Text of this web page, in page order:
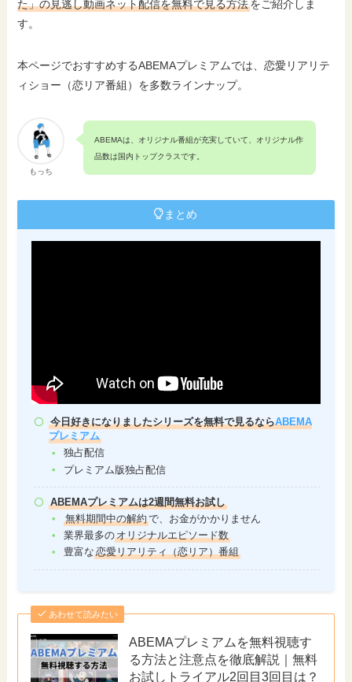
た」の見逃し動画ネット配信を無料で見る方法をご紹介しま
す。
本ページでおすすめするABEMAプレミアムでは、恋愛リアリテ
ィショー（恋リア番組）を多数ラインナップ。
もっち
ABEMAは、オリジナル番組が充実していて、オリジナル作
品数は国内トップクラスです。
まとめ
今日好きになりましたシリーズを無料で見るならABEMA
プレミアム
独占配信
プレミアム版独占配信
ABEMAプレミアムは2週間無料お試し
無料期間中の解約 で、お金がかかりません
業界最多のオリジナルエピソード数
豊富な 恋愛リアリティ（恋リア）番組
あわせて読みたい
ABEMAプレミアムを無料視聴す
る方法と注意点を徹底解説｜無料
お試しトライアル2回目3回目は？